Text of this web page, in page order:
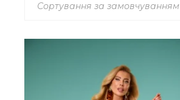
Сортування за замовчуванням